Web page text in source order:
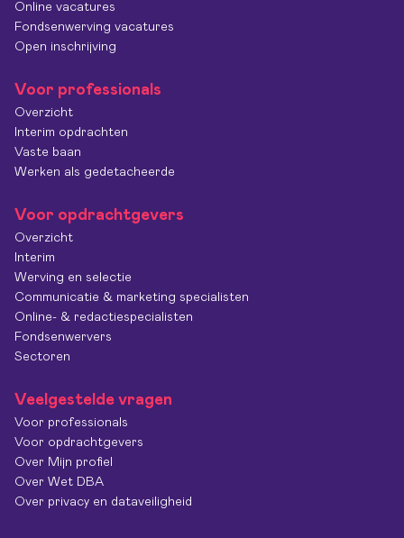
Online vacatures
Fondsenwerving vacatures
Open inschrijving
Voor professionals
Overzicht
Interim opdrachten
Vaste baan
Werken als gedetacheerde
Voor opdrachtgevers
Overzicht
Interim
Werving en selectie
Communicatie & marketing specialisten
Online- & redactiespecialisten
Fondsenwervers
Sectoren
Veelgestelde vragen
Voor professionals
Voor opdrachtgevers
Over Mijn profiel
Over Wet DBA
Over privacy en dataveiligheid